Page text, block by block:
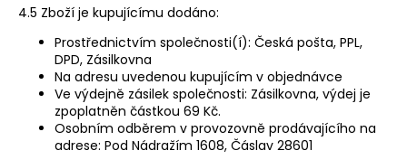
4.5 Zboží je kupujícímu dodáno:
Prostřednictvím společnosti(í):​ Česká pošta, PPL,
DPD, Zásilkovna​
Na adresu uvedenou kupujícím v objednávce
Ve výdejně zásilek společnosti:​ Zásilkovna, výdej je​
zpoplatněn částkou 69 Kč.
Osobním odběrem v provozovně prodávajícího na
adrese: Pod Nádražím 1608, Čáslav 28601 ​